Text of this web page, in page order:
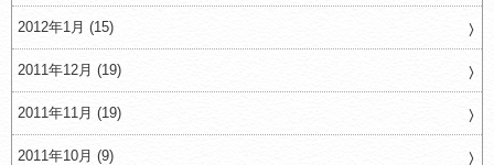
2012年1月 (15)
2011年12月 (19)
2011年11月 (19)
2011年10月 (9)